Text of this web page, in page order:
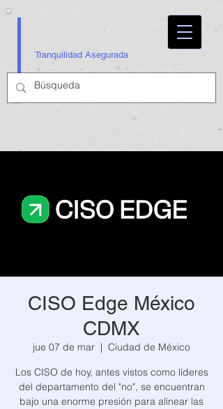
Tranquilidad Asegurada
CISO Edge México
CDMX
jue 07 de mar
  |
Ciudad de México
Los CISO de hoy, antes vistos como líderes
del departamento del "no", se encuentran
bajo una enorme presión para alinear las